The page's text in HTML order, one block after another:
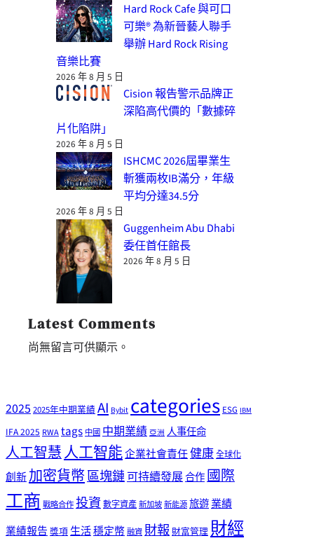
Hard Rock Cafe 與可口
可樂® 為新晉藝人聯手
舉辦 Hard Rock Rising
音樂比賽
2026 年 8 月 5 日
Cision 報告警示品牌正
深陷高代價的「數據碎
片化陷阱」
2026 年 8 月 5 日
ISHCMC 2026屆畢業生
斬獲兩枚IB滿分，年級
平均分達34.5分
2026 年 8 月 5 日
Guggenheim Abu Dhabi
委任首任館長
2026 年 8 月 5 日
Latest Comments
尚無留言可供顯示。
20252025年中期業績AI Bybitcategories ESG IBM
IFA 2025 RWAtags中國 中期業績 亞洲 人事任命
人工智慧人工智能企業社會責任健康全球化
創新加密貨幣區塊鏈可持續發展合作國際
工商戰略合作投資數字資產新加坡新能源旅遊業績
業績報告獎項生活穩定幣融資財報 財富管理財經